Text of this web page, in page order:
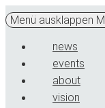
Menü ausklappen
news
events
about
vision